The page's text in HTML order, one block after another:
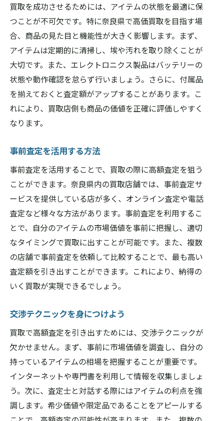
買取を成功させるためには、アイテムの状態を最適に保
つことが不可欠です。特に奈良県で高価買取を目指す場
合、商品の見た目と機能性が大きく影響します。まず、
アイテムは定期的に清掃し、埃や汚れを取り除くことが
大切です。また、エレクトロニクス製品はバッテリーの
状態や動作確認を怠らず行いましょう。さらに、付属品
を揃えておくと査定額がアップすることがあります。こ
れにより、買取店側も商品の価値を正確に評価しやすく
なります。
事前査定を活用する方法
事前査定を活用することで、買取の際に高額査定を狙う
ことができます。奈良県内の買取店舗では、事前査定サ
ービスを提供している店が多く、オンライン査定や電話
査定など様々な方法があります。事前査定を利用するこ
とで、自分のアイテムの市場価値を事前に把握し、適切
なタイミングで買取に出すことが可能です。また、複数
の店舗で事前査定を依頼して比較することで、最も高い
査定額を引き出すことができます。これにより、納得の
いく買取が実現できるでしょう。
交渉テクニックを身につけよう
買取で高額査定を引き出すためには、交渉テクニックが
欠かせません。まず、事前に市場価値を調査し、自分の
持っているアイテムの相場を把握することが重要です。
インターネットや専門書を利用して情報を収集しましょ
う。次に、査定士と対話する際にはアイテムの利点を強
調します。希少価値や限定品であることをアピールする